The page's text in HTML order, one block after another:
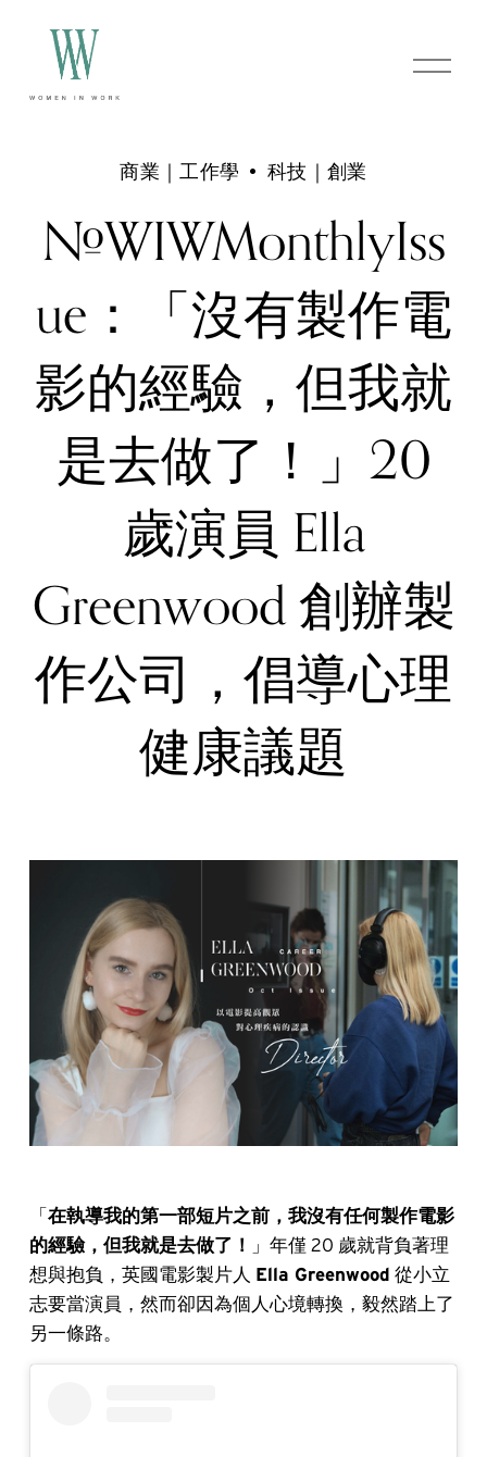
O
p
#WIWMonthlyIss
ue：「沒有製作電
影的經驗，但我就
是去做了！」20
歲演員 Ella
Greenwood 創辦製
作公司，倡導心理
健康議題
商業｜工作學 科技｜創業
「在執導我的第一部短片之前，我沒有任何製作電影
的經驗，但我就是去做了！
」年僅 20 歲就背負著理
想與抱負，英國電影製片人 Ella Greenwood 從小立
志要當演員，然而卻因為個人心境轉換，毅然踏上了
另一條路。